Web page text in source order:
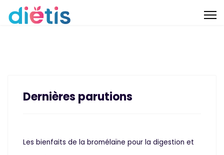
Dernières parutions
Les bienfaits de la bromélaïne pour la digestion et